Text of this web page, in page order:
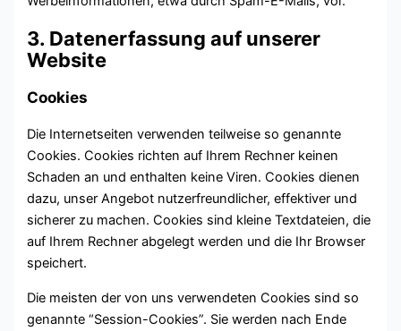
3. Datenerfassung auf unserer
Website
Cookies
Die Internetseiten verwenden teilweise so genannte
Cookies. Cookies richten auf Ihrem Rechner keinen
Schaden an und enthalten keine Viren. Cookies dienen
dazu, unser Angebot nutzerfreundlicher, effektiver und
sicherer zu machen. Cookies sind kleine Textdateien, die
auf Ihrem Rechner abgelegt werden und die Ihr Browser
speichert.
Die meisten der von uns verwendeten Cookies sind so
genannte “Session-Cookies”. Sie werden nach Ende